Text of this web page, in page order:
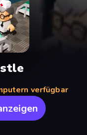
verfügbar